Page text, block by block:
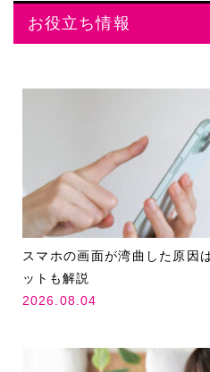
お役立ち情報
スマホの画面が湾曲した原因
ットも解説
2026.08.04